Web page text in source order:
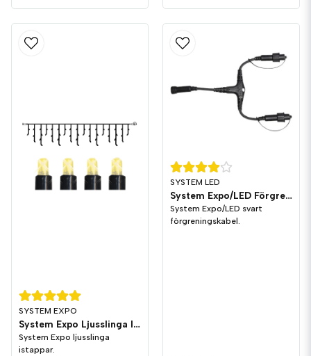
SYSTEM EXPO
System Expo Ljusslinga Istappar 3x0,4m
System Expo ljusslinga
istappar.
SYSTEM LED
System Expo/LED Förgrening T Svart
System Expo/LED svart
förgreningskabel.